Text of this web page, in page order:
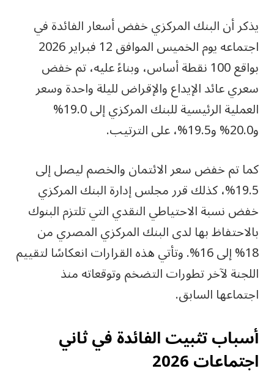
يذكر أن البنك المركزي خفض أسعار الفائدة في
اجتماعه يوم الخميس الموافق 12 فبراير 2026
بواقع 100 نقطة أساس، وبناءً عليه، تم خفض
سعري عائد الإيداع والإقراض لليلة واحدة وسعر
العملية الرئيسية للبنك المركزي إلى 19.0%
و20.0% و19.5%، على الترتيب.
كما تم خفض سعر الائتمان والخصم ليصل إلى
19.5%، كذلك قرر مجلس إدارة البنك المركزي
خفض نسبة الاحتياطي النقدي التي تلتزم البنوك
بالاحتفاظ بها لدى البنك المركزي المصري من
18% إلى 16%. وتأتي هذه القرارات انعكاسًا لتقييم
اللجنة لآخر تطورات التضخم وتوقعاته منذ
اجتماعها السابق.
أسباب تثبيت الفائدة في ثاني
اجتماعات 2026